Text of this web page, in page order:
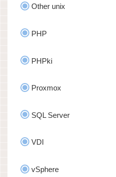
Other unix
PHP
PHPki
Proxmox
SQL Server
VDI
vSphere